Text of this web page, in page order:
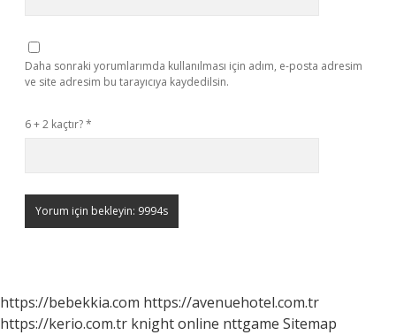
Daha sonraki yorumlarımda kullanılması için adım, e-posta adresim
ve site adresim bu tarayıcıya kaydedilsin.
6 + 2 kaçtır?*
https://bebekkia.com https://avenuehotel.com.tr
https://kerio.com.tr knight online nttgame Sitemap